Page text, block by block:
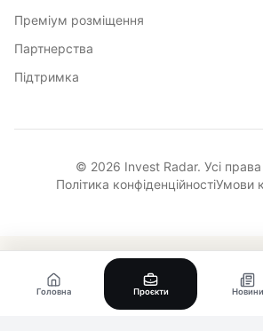
Преміум розміщення
Партнерства
Підтримка
© 2026 Invest Radar. Усі права
Політика конфіденційностіУмови
Головна Проєкти Новини